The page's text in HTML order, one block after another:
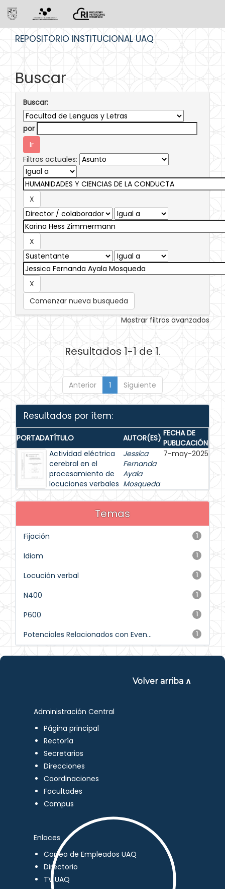
REPOSITORIO INSTITUCIONAL UAQ
Buscar
Buscar:
por
Filtros actuales:
Comenzar nueva busqueda
Mostrar filtros avanzados
Resultados 1-1 de 1.
Anterior 1 Siguiente
Resultados por ítem:
PORTADATÍTULO AUTOR(ES) FECHA DE
PUBLICACIÓN
Actividad eléctrica
cerebral en el
procesamiento de
locuciones verbales
Jessica
Fernanda
Ayala
Mosqueda
7-may-2025
Temas
1
Fijación
1
Idiom
1
Locución verbal
1
N400
1
P600
1
Potenciales Relacionados con Even...
Volver arriba ∧
Administración Central
Página principal
Rectoría
Secretarios
Direcciones
Coordinaciones
Facultades
Campus
Enlaces
Correo de Empleados UAQ
Directorio
TV UAQ